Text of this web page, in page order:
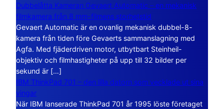
Dubbelåtta Kameran Gevaert Automatic – en mekanisk
filmkamera från 8 mm-filmens storhetstid
Gevaert Automatic är en ovanlig mekanisk dubbel-8-
kamera från tiden före Gevaerts sammanslagning med
Agfa. Med fjäderdriven motor, utbytbart Steinheil-
objektiv och filmhastigheter på upp till 32 bilder per
sekund är […]
IBM ThinkPad 701 – den lilla datorn som vecklade ut sina
vingar
När IBM lanserade ThinkPad 701 år 1995 löste företaget